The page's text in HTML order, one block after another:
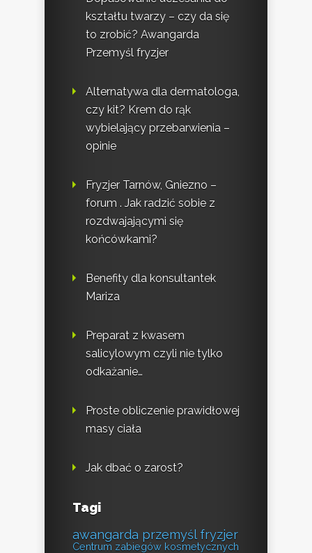
kształtu twarzy – czy da się
to zrobić? Awangarda
Przemyśl fryzjer
Alternatywa dla dermatologa,
czy kit? Krem do rąk
wybielający przebarwienia –
opinie
Fryzjer Tarnów, Gniezno –
forum . Jak radzić sobie z
rozdwajającymi się
końcówkami?
Benefity dla konsultantek
Mariza
Preparat z kwasem
salicylowym czyli nie tylko
odkażanie…
Proste obliczenie prawidłowej
masy ciała
Jak dbać o zarost?
Tagi
awangarda przemyśl fryzjer
Centrum zabiegów kosmetycznych